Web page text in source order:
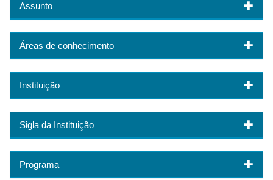
Assunto
Áreas de conhecimento
Instituição
Sigla da Instituição
Programa